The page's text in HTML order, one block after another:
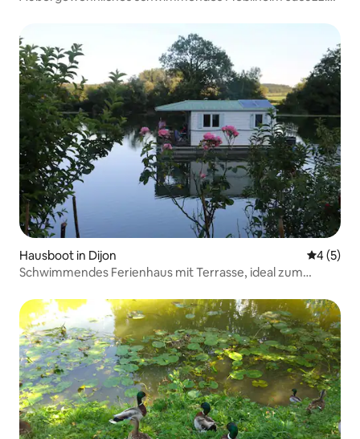
Hausboot in Dijon
4 (5)
Schwimmendes Ferienhaus mit Terrasse, ideal zum